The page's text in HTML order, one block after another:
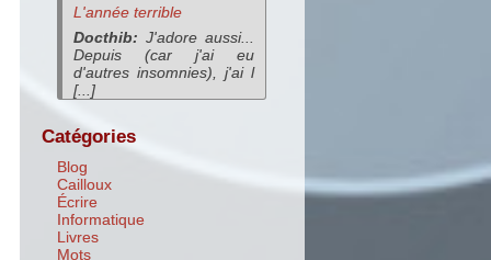
L'année terrible
Docthib: J'adore aussi...
Depuis (car j'ai eu
d'autres insomnies), j'ai l
[...]
Catégories
Blog
Cailloux
Écrire
Informatique
Livres
Mots